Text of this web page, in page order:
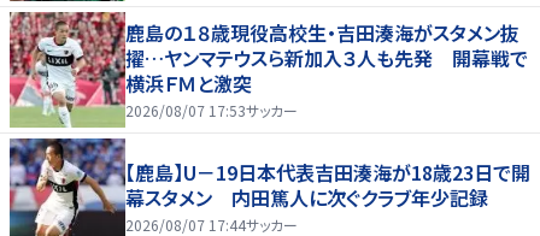
鹿島の１８歳現役高校生・吉田湊海がスタメン抜
擢…ヤンマテウスら新加入３人も先発 開幕戦で
横浜ＦＭと激突
2026/08/07 17:53サッカー
【鹿島】U－19日本代表吉田湊海が18歳23日で開
幕スタメン 内田篤人に次ぐクラブ年少記録
2026/08/07 17:44サッカー